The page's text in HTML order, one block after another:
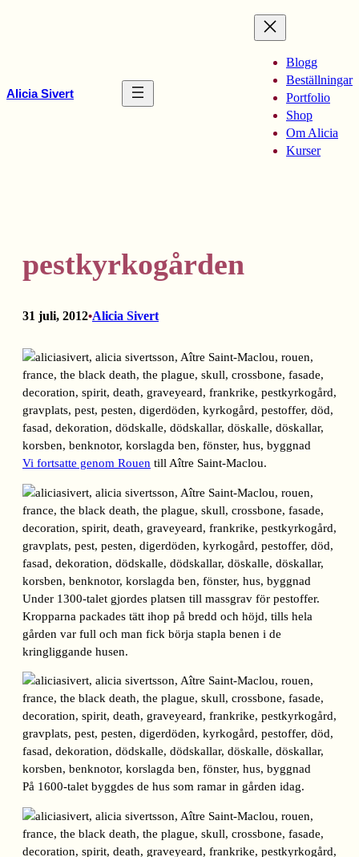
Alicia Sivert
Blogg
Beställningar
Portfolio
Shop
Om Alicia
Kurser
pestkyrkogården
31 juli, 2012•Alicia Sivert
Vi fortsatte genom Rouen till Aître Saint-Maclou.
Under 1300-talet gjordes platsen till massgrav för pestoffer.
Kropparna packades tätt ihop på bredd och höjd, tills hela
gården var full och man fick börja stapla benen i de
kringliggande husen.
På 1600-talet byggdes de hus som ramar in gården idag.